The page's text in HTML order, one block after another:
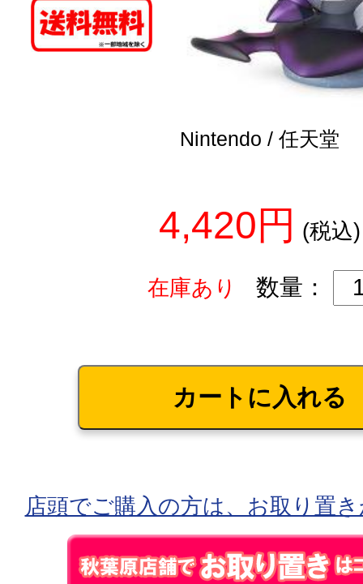
Nintendo / 任天堂
4,420円 (税込)
在庫あり 数量：
店頭でご購入の方は、お取り置